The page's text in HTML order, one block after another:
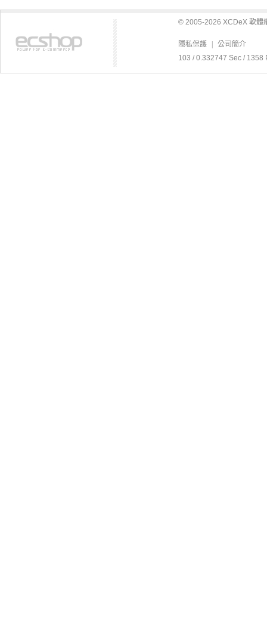
© 2005-2026 XCDeX 軟體
隱私保護 | 公司簡介
103 / 0.332747 Sec / 1358